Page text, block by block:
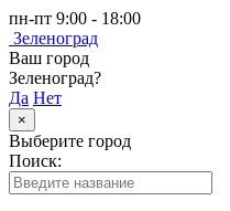
пн-пт 9:00 - 18:00
Зеленоград
Ваш город
Зеленоград?
Да Нет
×
Выберите город
Поиск: